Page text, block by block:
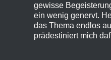
gewisse
ein wenig genervt.
das Thema endlos
prädestiniert mich